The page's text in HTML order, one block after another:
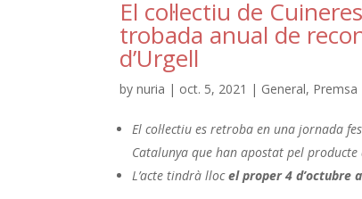
El col·lectiu de
trobada anual de
d’Urgell
bynuria | oct. 5, 2021 | General, Premsa
El col·lectiu es retroba en una jornada
Catalunya que han apostat pel
L’acte tindrà llocel proper 4 d’octubre